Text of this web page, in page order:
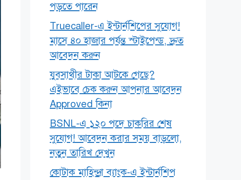
পড়তে পারেন
Truecaller-এ ইন্টার্নশিপের সুযোগ!
মাসে ৪০ হাজার পর্যন্ত স্টাইপেন্ড, দ্রুত
আবেদন করুন
যুবসাথীর টাকা আটকে গেছে?
এইভাবে চেক করুন আপনার আবেদন
Approved কিনা
BSNL-এ ১২০ পদে চাকরির শেষ
সুযোগ! আবেদন করার সময় বাড়লো,
নতুন তারিখ দেখুন
কোটাক মাহিন্দ্রা ব্যাংক-এ ইন্টার্নশিপ